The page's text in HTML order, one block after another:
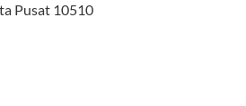
Pusat 10510